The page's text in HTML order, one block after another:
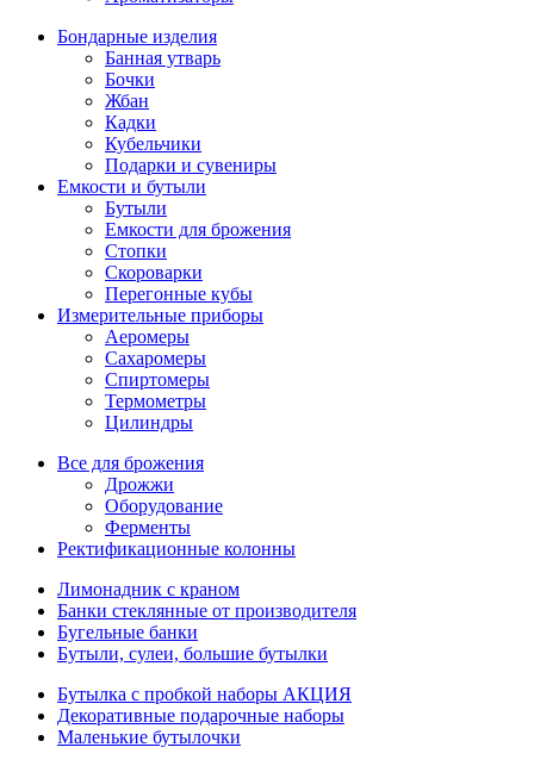
Бондарные изделия
Банная утварь
Бочки
Жбан
Кадки
Кубельчики
Подарки и сувениры
Емкости и бутыли
Бутыли
Емкости для брожения
Стопки
Скороварки
Перегонные кубы
Измерительные приборы
Аеромеры
Сахаромеры
Спиртомеры
Термометры
Цилиндры
Все для брожения
Дрожжи
Оборудование
Ферменты
Ректификационные колонны
Лимонадник с краном
Банки стеклянные от производителя
Бугельные банки
Бутыли, сулеи, большие бутылки
Бутылка с пробкой наборы АКЦИЯ
Декоративные подарочные наборы
Маленькие бутылочки